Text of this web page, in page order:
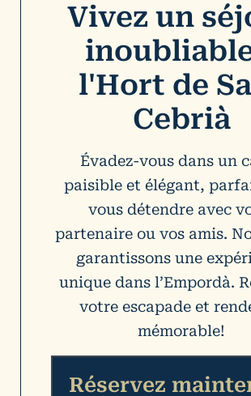
Vivez un
l'Hort de
Cebrià
Évadez-vous dans un
paisible et élégant,
vous détendre avec
partenaire ou vos amis.
garantissons une
unique dans l’Empordà.
votre escapade et
mémorable!
Réservez